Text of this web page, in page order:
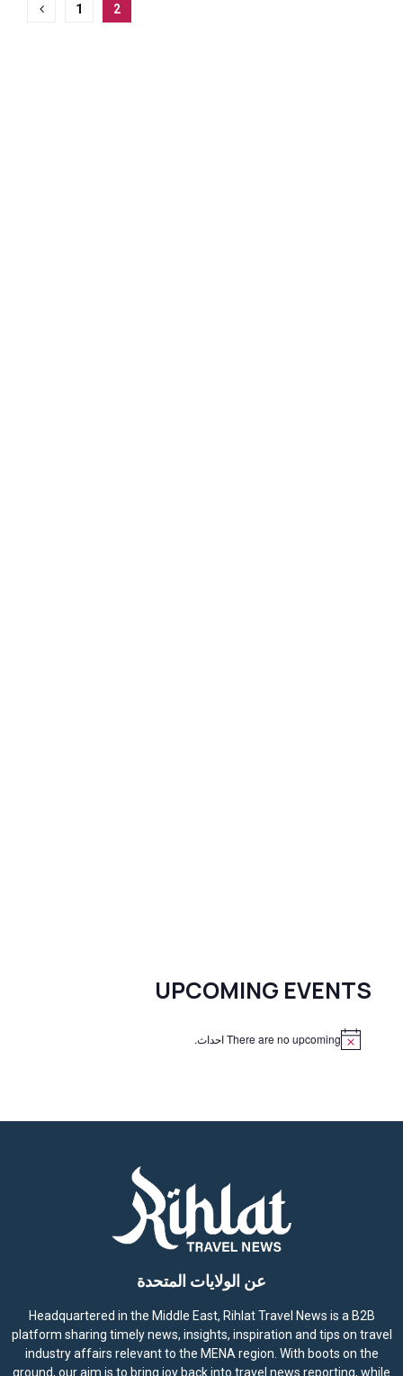
1 2
UPCOMING EVENTS
There are no upcoming احداث.
عن الولايات المتحدة
Headquartered in the Middle East, Rihlat Travel News is a B2B
platform sharing timely news, insights, inspiration and tips on travel
industry affairs relevant to the MENA region. With boots on the
ground, our aim is to bring joy back into travel news reporting, while